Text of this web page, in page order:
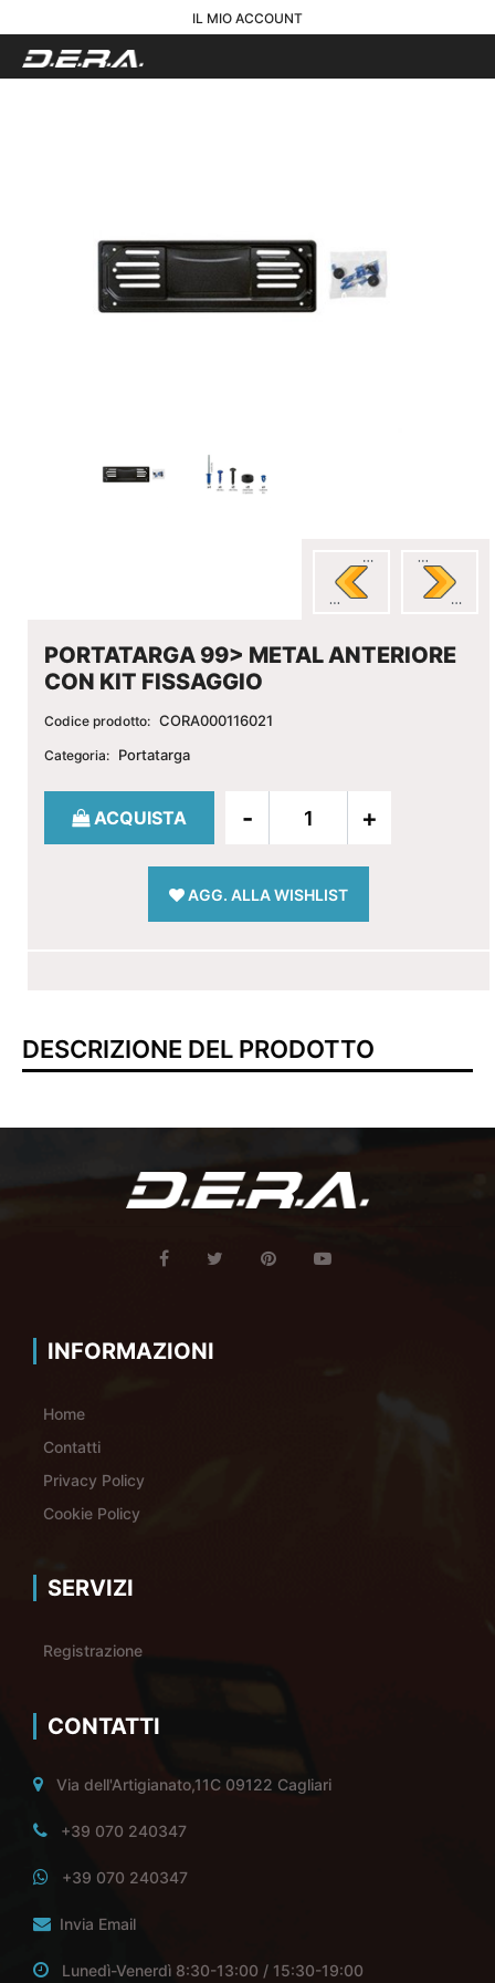
IL MIO ACCOUNT
PORTATARGA 99> METAL ANTERIORE
CON KIT FISSAGGIO
Codice prodotto: CORA000116021
Categoria: Portatarga
Quantità
ACQUISTA
AGG. ALLA WISHLIST
DESCRIZIONE DEL PRODOTTO
INFORMAZIONI
Home
Contatti
Privacy Policy
Cookie Policy
SERVIZI
Registrazione
CONTATTI
Via dell'Artigianato,11C 09122 Cagliari
+39 070 240347
+39 070 240347
Invia Email
Lunedì-Venerdì 8:30-13:00 / 15:30-19:00